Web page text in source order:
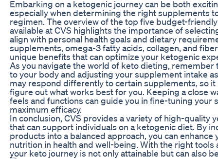
Embarking on a ketogenic journey can be both
especially when determining the right supplements
regimen. The overview of the top five budget-
available at CVS highlights the importance of
align with personal health goals and dietary
supplements, omega-3 fatty acids, collagen, and
unique benefits that can optimize your ketogenic
As you navigate the world of keto dieting,
to your body and adjusting your supplement intake
may respond differently to certain supplements, so
figure out what works best for you. Keeping a close
feels and functions can guide you in fine-tuning your
maximum efficacy.
In conclusion, CVS provides a variety of high-quality
that can support individuals on a ketogenic diet. By
products into a balanced approach, you can enhance
nutrition in health and well-being. With the right tools
your keto journey is not only attainable but can also